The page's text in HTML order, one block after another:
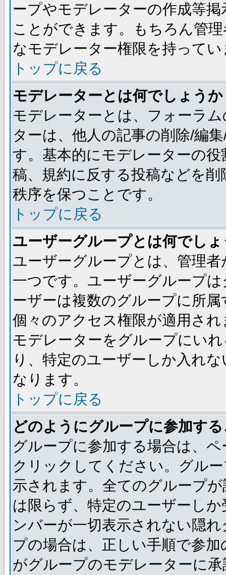
ープやモデレーターの作成等
ことができます。もちろん管
なモデレーター権限を持ってい
トップに戻る
モデレーターとは何でしょうか
モデレーターとは、フォーラ
ターは、他人の記事の削除/編
す。基本的にモデレーターの
稿、規約に反する投稿などを
秩序を保つことです。
トップに戻る
ユーザーグループとは何でし
ユーザーグループとは、管理
一つです。ユーザーグループ
ーザーは複数のグループに所
個々のアクセス権限が適用さ
モデレーターをグループにい
り、特定のユーザーしか入れ
なります。
トップに戻る
どのようにグループに参加す
グループに参加する場合は、
クリックしてください。グル
示されます。全てのグループ
は限らず、特定のユーザーし
ンバーが一切表示されない隠
プの場合は、正しい手順で参
がグループのモデレーターに